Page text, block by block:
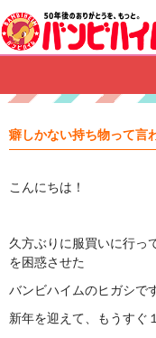
癖しかない持ち物って言
こんにちは！
久方ぶりに服買いに行っ
を困惑させた
バンビハイムのヒガシで
新年を迎えて、もうすぐ